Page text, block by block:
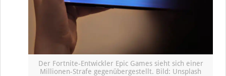
Der Fortnite-Entwickler Epic Games sieht sich einer
Millionen-Strafe gegenübergestellt. Bild: Unsplash